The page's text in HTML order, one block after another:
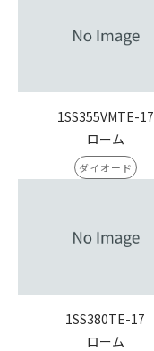
1SS355VMTE-17
ローム
ダイオード
1SS380TE-17
ローム